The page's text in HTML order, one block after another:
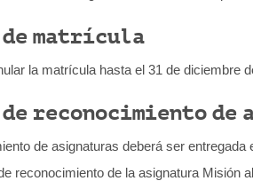
matrícula
la matrícula hasta el 31 de diciembre
reconocimiento de
de asignaturas deberá ser
reconocimiento de la asignatura Misión